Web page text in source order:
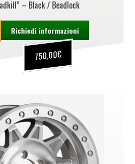
– Black / Beadlock
750,00€
Richiedi informazioni